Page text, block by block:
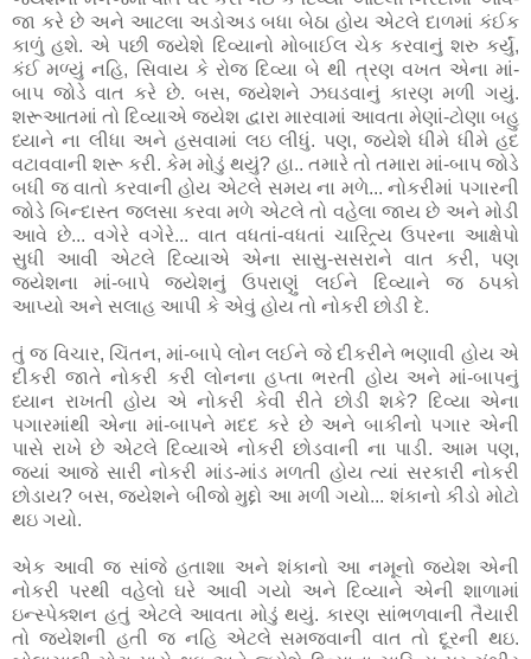
જા કરે છે અને આટલા અડોઅડ બધા બેઠા હોય એટલે દાળમાં કંઈક
કાળું હશે. એ પછી જયેશે દિવ્યાનો મોબાઈલ ચેક કરવાનું શરુ કર્યું,
કંઈ મળ્યું નહિ, સિવાય કે રોજ દિવ્યા બે થી ત્રણ વખત એના માં-
બાપ જોડે વાત કરે છે. બસ, જયેશને ઝઘડવાનું કારણ મળી ગયું.
શરૂઆતમાં તો દિવ્યાએ જયેશ દ્વારા મારવામાં આવતા મેણાં-ટોણા બહુ
ધ્યાને ના લીધા અને હસવામાં લઇ લીધું. પણ, જયેશે ધીમે ધીમે હદ
વટાવવાની શરૂ કરી. કેમ મોડું થયું? હા.. તમારે તો તમારા માં-બાપ જોડે
બધી જ વાતો કરવાની હોય એટલે સમય ના મળે... નોકરીમાં પગારની
જોડે બિન્દાસ્ત જલસા કરવા મળે એટલે તો વહેલા જાય છે અને મોડી
આવે છે... વગેરે વગેરે... વાત વધતાં-વધતાં ચારિત્ર્ય ઉપરના આક્ષેપો
સુધી આવી એટલે દિવ્યાએ એના સાસુ-સસરાને વાત કરી, પણ
જયેશના માં-બાપે જયેશનું ઉપરાણું લઈને દિવ્યાને જ ઠપકો
આપ્યો અને સલાહ આપી કે એવું હોય તો નોકરી છોડી દે.
તું જ વિચાર, ચિંતન, માં-બાપે લોન લઈને જે દીકરીને ભણાવી હોય એ
દીકરી જાતે નોકરી કરી લોનના હપ્તા ભરતી હોય અને માં-બાપનું
ધ્યાન રાખતી હોય એ નોકરી કેવી રીતે છોડી શકે? દિવ્યા એના
પગારમાંથી એના માં-બાપને મદદ કરે છે અને બાકીનો પગાર એની
પાસે રાખે છે એટલે દિવ્યાએ નોકરી છોડવાની ના પાડી. આમ પણ,
જ્યાં આજે સારી નોકરી માંડ-માંડ મળતી હોય ત્યાં સરકારી નોકરી
છોડાય? બસ, જયેશને બીજો મુદ્દો આ મળી ગયો... શંકાનો કીડો મોટો
થઇ ગયો.
એક આવી જ સાંજે હતાશા અને શંકાનો આ નમૂનો જયેશ એની
નોકરી પરથી વહેલો ઘરે આવી ગયો અને દિવ્યાને એની શાળામાં
ઇન્સ્પેક્શન હતું એટલે આવતા મોડું થયું. કારણ સાંભળવાની તૈયારી
તો જયેશની હતી જ નહિ એટલે સમજવાની વાત તો દૂરની થઇ.